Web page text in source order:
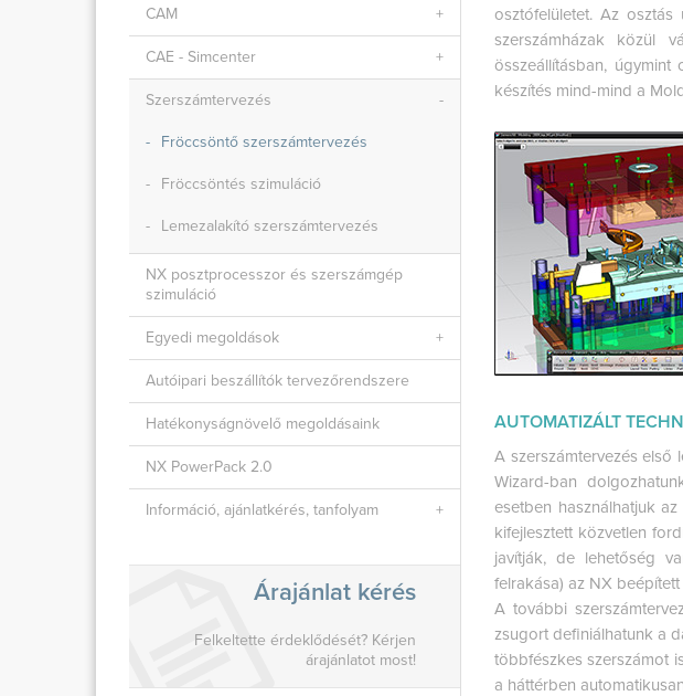
CAM
CAE - Simcenter
Szerszámtervezés
Fröccsöntő szerszámtervezés
Fröccsöntés szimuláció
Lemezalakító szerszámtervezés
NX posztprocesszor és szerszámgép
szimuláció
Egyedi megoldások
Autóipari beszállítók tervezőrendszere
Hatékonyságnövelő megoldásaink
NX PowerPack 2.0
Információ, ajánlatkérés, tanfolyam
Árajánlat kérés
Felkeltette érdeklődését? Kérjen
árajánlatot most!
osztófelületet. Az
szerszámházak közül
összeállításban,
készítés mind-mind a
AUTOMATIZÁLT
A szerszámtervezés első
Wizard-ban
esetben használhatjuk
kifejlesztett közvetlen
javítják, de lehetőség
felrakása) az NX
A további
zsugort definiálhatunk a
többfészkes szerszámot
a háttérben